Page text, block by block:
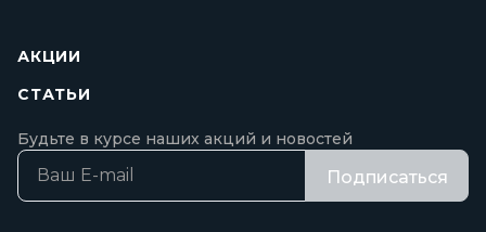
АКЦИИ
СТАТЬИ
Будьте в курсе наших акций и новостей
Подписаться